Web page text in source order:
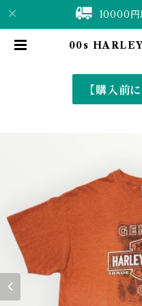
10000円
00s
【購入前